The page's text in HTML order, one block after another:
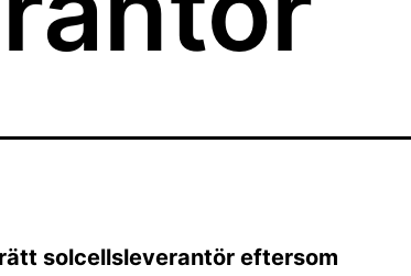
solcellsleverantör eftersom